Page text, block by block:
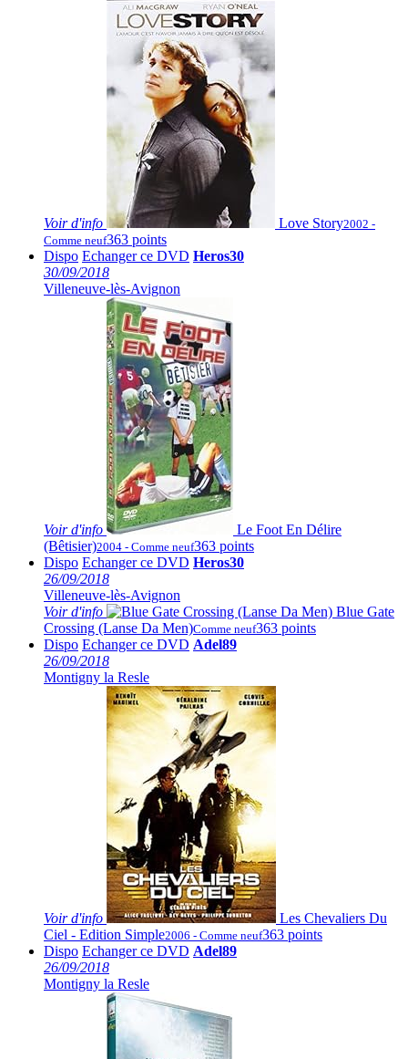
Voir d'info Love Story2002 -
Comme neuf363 points
Dispo Echanger ce DVD Heros30
30/09/2018
Villeneuve-lès-Avignon
Voir d'info
Le Foot En Délire
(Bêtisier)2004 - Comme neuf363 points
Dispo Echanger ce DVD Heros30
26/09/2018
Villeneuve-lès-Avignon
Voir d'info
Blue Gate
Crossing (Lanse Da Men)Comme neuf363 points
Dispo Echanger ce DVD Adel89
26/09/2018
Montigny la Resle
Voir d'info
Les Chevaliers Du
Ciel - Edition Simple2006 - Comme neuf363 points
Dispo Echanger ce DVD Adel89
26/09/2018
Montigny la Resle